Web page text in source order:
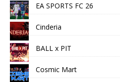
EA SPORTS FC 26
Cinderia
BALL x PIT
Cosmic Mart